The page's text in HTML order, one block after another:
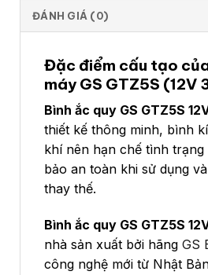
ĐÁNH GIÁ (0)
Đặc điểm cấu tạo
máy GS GTZ5S (12V
Bình ắc quy GS GTZ5S
thiết kế thông minh, bình
khí nên hạn chế tình
bảo an toàn khi sử dụng
thay thế.
Bình ắc quy GS GTZ5S
nhà sản xuất bởi hãng GS
công nghệ mới từ Nhật